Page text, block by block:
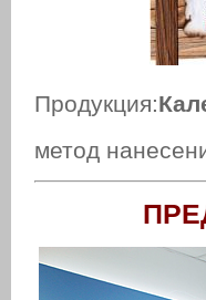
Продукция:
метод